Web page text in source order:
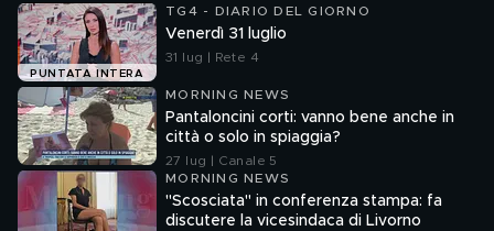
PUNTATA INTERA
TG4 - DIARIO DEL GIORNO
Venerdì 31 luglio
31 lug | Rete 4
MORNING NEWS
Pantaloncini corti: vanno bene anche in
città o solo in spiaggia?
27 lug | Canale 5
MORNING NEWS
"Scosciata" in conferenza stampa: fa
discutere la vicesindaca di Livorno